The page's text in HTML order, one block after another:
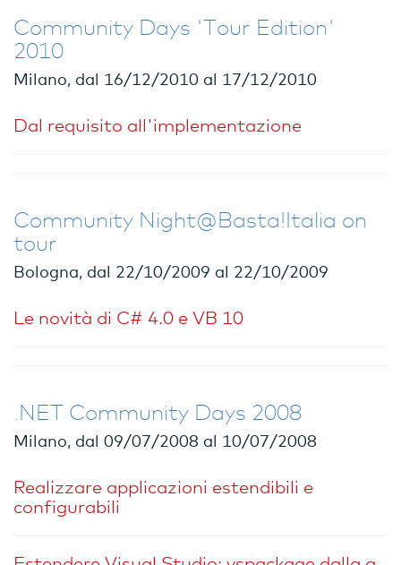
Community Days 'Tour Edition'
2010
Milano, dal 16/12/2010 al 17/12/2010
Dal requisito all'implementazione
Community Night@Basta!Italia on
tour
Bologna, dal 22/10/2009 al 22/10/2009
Le novità di C# 4.0 e VB 10
.NET Community Days 2008
Milano, dal 09/07/2008 al 10/07/2008
Realizzare applicazioni estendibili e
configurabili